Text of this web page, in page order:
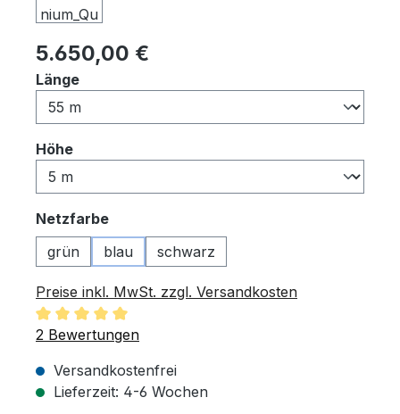
Regulärer Preis:
5.650,00 €
Längeauswählen
Höheauswählen
Netzfarbeauswählen
grün
blau schwarz
Preise inkl. MwSt. zzgl. Versandkosten
Durchschnittliche Bewertung von 5 von 5 Sternen
2 Bewertungen
Versandkostenfrei
Lieferzeit: 4-6 Wochen